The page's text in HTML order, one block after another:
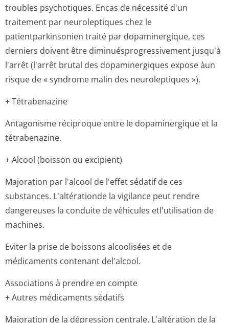
troubles psychotiques. Encas de nécessité d'un
traitement par neuroleptiques chez le
patientparkinsonien traité par dopaminergique, ces
derniers doivent être diminuésprogres­sivement jusqu'à
l'arrêt (l'arrêt brutal des dopaminergiques expose àun
risque de « syndrome malin des neuroleptiques »).
+ Tétrabenazine
Antagonisme réciproque entre le dopaminergique et la
tétrabenazine.
+ Alcool (boisson ou excipient)
Majoration par l'alcool de l'effet sédatif de ces
substances. L'altérationde la vigilance peut rendre
dangereuses la conduite de véhicules etl'utilisation de
machines.
Eviter la prise de boissons alcoolisées et de
médicaments contenant del'alcool.
Associations à prendre en compte
+ Autres médicaments sédatifs
Majoration de la dépression centrale. L'altération de la